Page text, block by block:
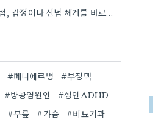
낡은 집 수리처럼, 감정이나 신념 체계를 바로잡는다는 점이 특히 와닿네요. 제가 예전에 비슷한 경험이 있어서…
#메니에르병
#부정맥
#방광염원인
#성인ADHD
#무릎 #가슴 #비뇨기과